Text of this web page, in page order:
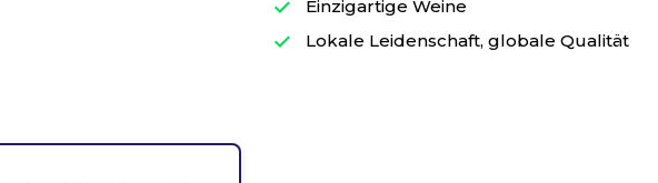
Einzigartige Weine
Lokale Leidenschaft, globale Qualität